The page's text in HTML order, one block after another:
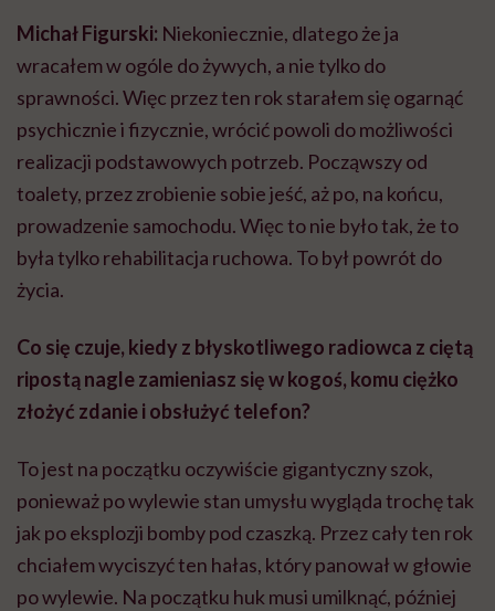
Michał Figurski: Niekoniecznie, dlatego że ja
wracałem w ogóle do żywych, a nie tylko do
sprawności. Więc przez ten rok starałem się ogarnąć
psychicznie i fizycznie, wrócić powoli do możliwości
realizacji podstawowych potrzeb. Począwszy od
toalety, przez zrobienie sobie jeść, aż po, na końcu,
prowadzenie samochodu. Więc to nie było tak, że to
była tylko rehabilitacja ruchowa. To był powrót do
życia.
Co się czuje, kiedy z błyskotliwego radiowca z ciętą
ripostą nagle zamieniasz się w kogoś, komu ciężko
złożyć zdanie i obsłużyć telefon?
To jest na początku oczywiście gigantyczny szok,
ponieważ po wylewie stan umysłu wygląda trochę tak
jak po eksplozji bomby pod czaszką. Przez cały ten rok
chciałem wyciszyć ten hałas, który panował w głowie
po wylewie. Na początku huk musi umilknąć, później